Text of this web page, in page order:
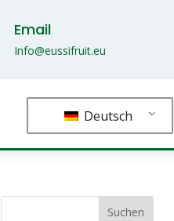
Email
Info@eussifruit.eu
Deutsch